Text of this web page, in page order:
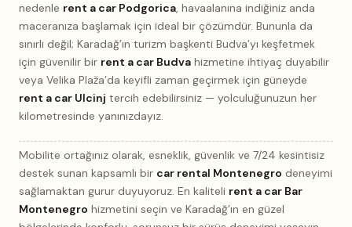
nedenle rent a car Podgorica, havaalanına indiğiniz anda
maceranıza başlamak için ideal bir çözümdür. Bununla da
sınırlı değil; Karadağ’ın turizm başkenti Budva’yı keşfetmek
için güvenilir bir rent a car Budva hizmetine ihtiyaç duyabilir
veya Velika Plaža’da keyifli zaman geçirmek için güneyde
rent a car Ulcinj tercih edebilirsiniz — yolculuğunuzun her
kilometresinde yanınızdayız.
Mobilite ortağınız olarak, esneklik, güvenlik ve 7/24 kesintisiz
destek sunan kapsamlı bir car rental Montenegro deneyimi
sağlamaktan gurur duyuyoruz. En kaliteli rent a car Bar
Montenegro hizmetini seçin ve Karadağ’ın en güzel